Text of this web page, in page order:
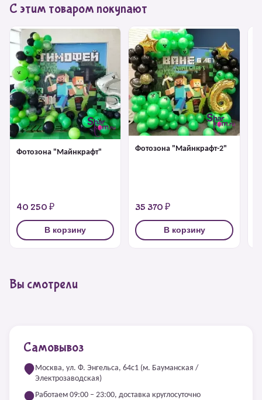
С этим товаром покупают
Фотозона "Майнкрафт"
40 250 ₽
В корзину
Фотозона "Майнкрафт-2"
35 370 ₽
В корзину
Вы смотрели
Самовывоз
Москва, ул. Ф. Энгельса, 64с1 (м. Бауманская /
Электрозаводская)
Работаем 09:00 – 23:00, доставка круглосуточно